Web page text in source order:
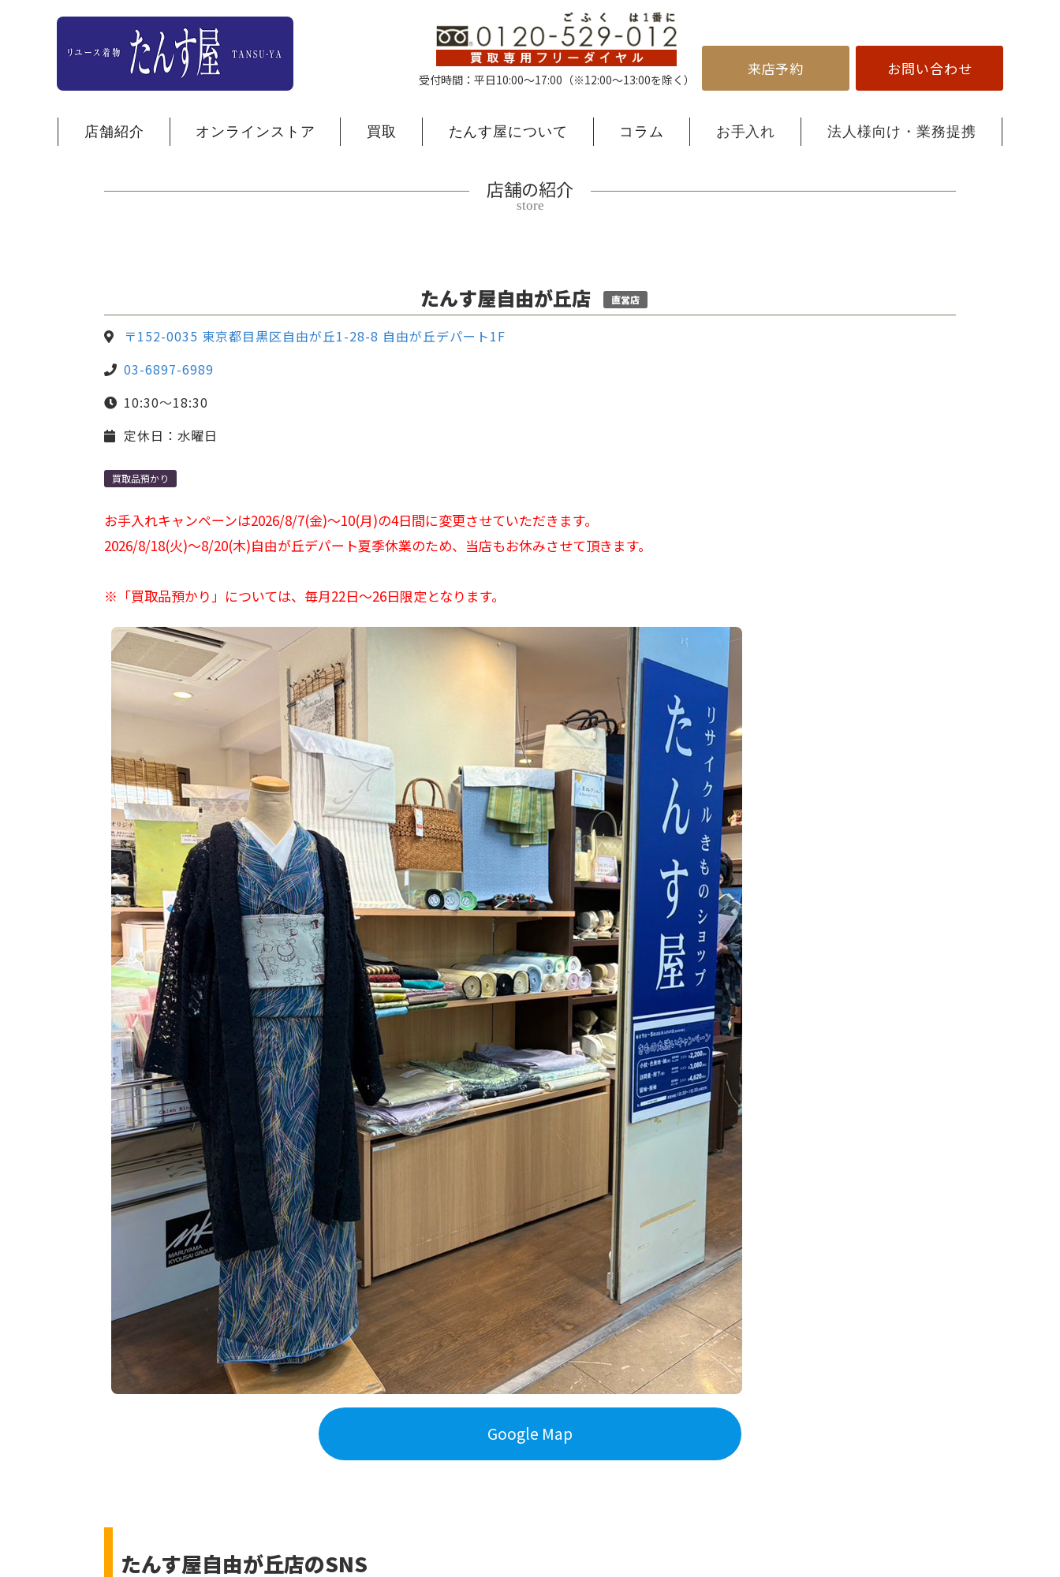
受付時間：平日10:00〜17:00 （※12:00〜13:00を除く）
来店予約 お問い合わせ
店舗紹介 オンラインストア 買取 たんす屋について コラム お手入れ 法人様向け・業務提携
店舗の紹介
store
たんす屋自由が丘店 直営店
〒152-0035 東京都目黒区自由が丘1-28-8 自由が丘デパート1F
03-6897-6989
10:30～18:30
定休日：水曜日
買取品預かり
お手入れキャンペーンは2026/8/7(金)～10(月)の4日間に変更させていただきます。
2026/8/18(火)～8/20(木)自由が丘デパート夏季休業のため、当店もお休みさせて頂きます。
※「買取品預かり」については、毎月22日～26日限定となります。
Google Map
たんす屋自由が丘店のSNS